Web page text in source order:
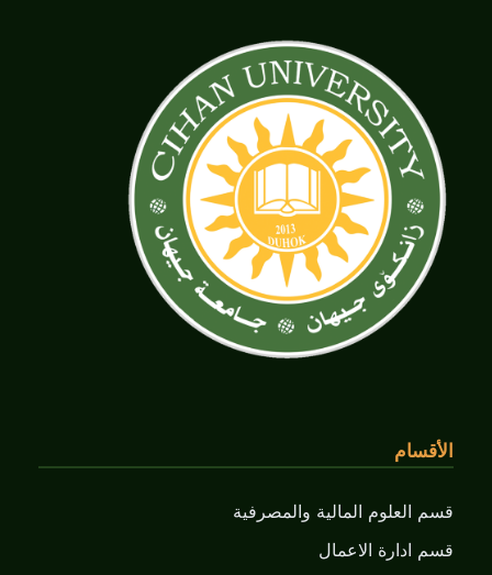
الأقسام
قسم العلوم المالية والمصرفية
قسم ادارة الاعمال